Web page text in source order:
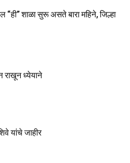
“ही” शाळा सुरू असते बारा महिने, जिल्हा
राखून ध्येयाने
यांचे जाहीर